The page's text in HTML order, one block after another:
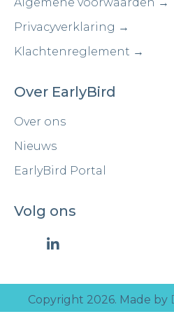
Privacyverklaring →
Klachtenreglement →
Over EarlyBird
Over ons
Nieuws
EarlyBird Portal
Volg ons
Copyright 2026. Made by